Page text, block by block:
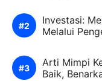
Investasi:
Melalui
Arti Mimpi
Baik,